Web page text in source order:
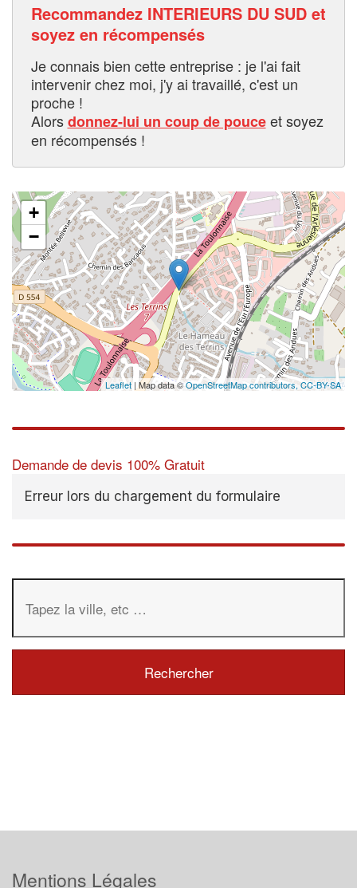
Recommandez INTERIEURS DU SUD et
soyez en récompensés
Je connais bien cette entreprise : je l'ai fait
intervenir chez moi, j'y ai travaillé, c'est un
proche !
Alorsdonnez-lui un coup de pouceet soyez
en récompensés !
+
−
Leaflet | Map data ©OpenStreetMap contributors,CC-BY-SA
Demande de devis 100% Gratuit
Erreur lors du chargement du formulaire
Mentions Légales